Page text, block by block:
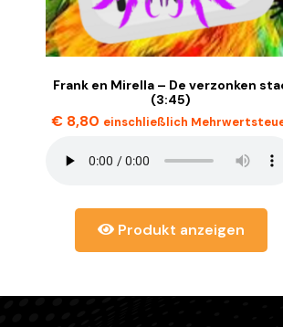
Frank en Mirella – De verzonken
(3:45)
€8,80 einschließlich
Produkt anzeigen